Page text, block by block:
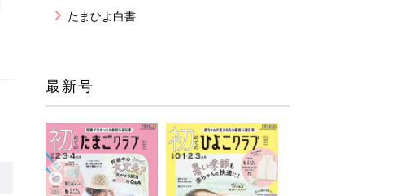
たまひよ白書
最新号